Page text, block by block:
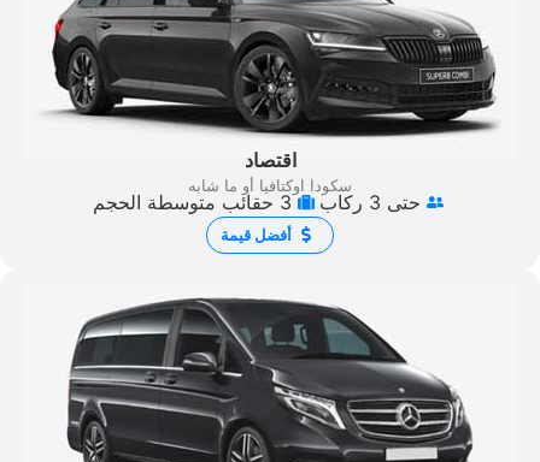
اقتصاد
سكودا اوكتافيا أو ما شابه
حتى 3 ركاب 3 حقائب متوسطة الحجم
أفضل قيمة